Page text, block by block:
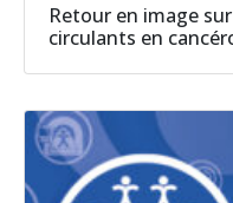
Retour en image
circulants en